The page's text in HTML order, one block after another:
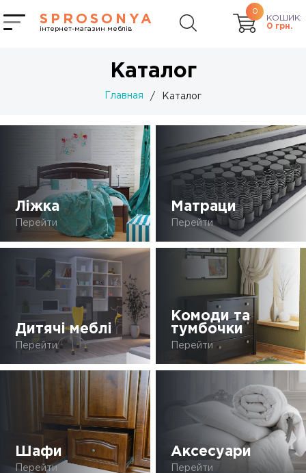
SPROSONYA
інтернет-магазин меблів
0
КОШИК:
0 грн.
Каталог
Главная / Каталог
Ліжка
Перейти
Матраци
Перейти
Дитячі меблі
Перейти
Комоди та
тумбочки
Перейти
Шафи
Перейти
Аксесуари
Перейти